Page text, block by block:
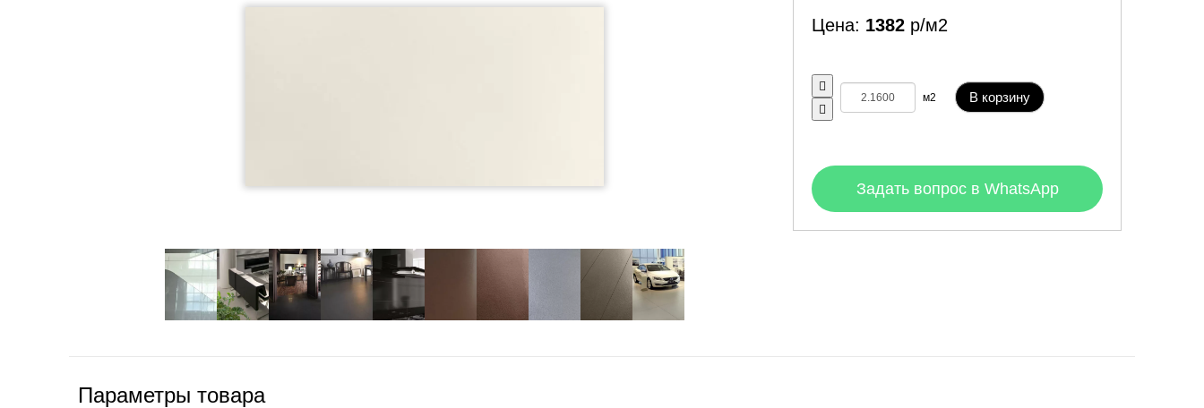
Цена: 1382 р/м2
м2 В корзину
Задать вопрос в WhatsApp
Параметры товара